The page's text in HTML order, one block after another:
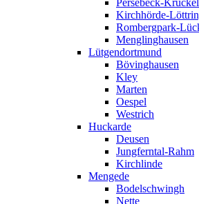
Persebeck-
Kirchhörde-
Rombergpark-
Menglinghausen
Lütgendortmund
Bövinghausen
Kley
Marten
Oespel
Westrich
Huckarde
Deusen
Jungferntal-Rahm
Kirchlinde
Mengede
Bodelschwingh
Nette